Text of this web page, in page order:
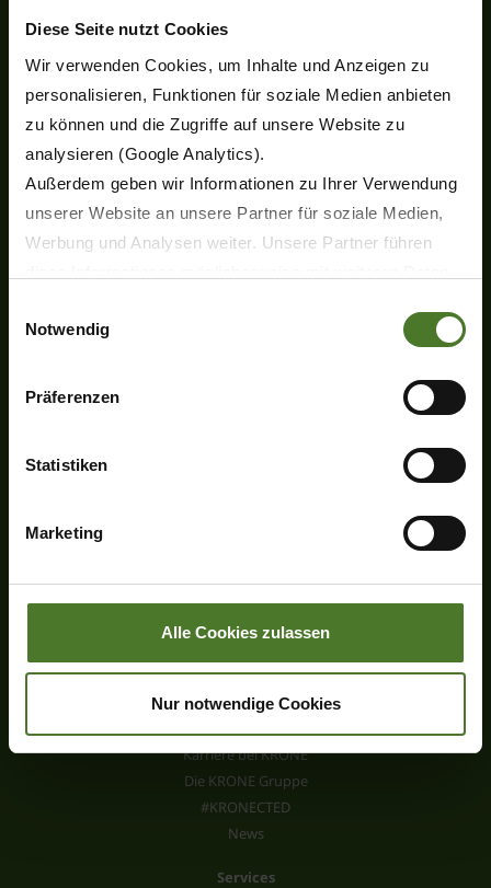
Diese Seite nutzt Cookies
Wir verwenden Cookies, um Inhalte und Anzeigen zu
personalisieren, Funktionen für soziale Medien anbieten
zu können und die Zugriffe auf unsere Website zu
analysieren (Google Analytics).
Außerdem geben wir Informationen zu Ihrer Verwendung
unserer Website an unsere Partner für soziale Medien,
Werbung und Analysen weiter. Unsere Partner führen
sie im Rahmen Ihrer Nutzung der Dienste gesammelt
Wir setzen im Rahmen des Trackings auch Dienstleister
in Drittländern außerhalb der EU mit abweichenden
Datenschutzbestimmungen ein, wodurch das Risiko von
behördlichen Zugriffen bzw. von Kontrollverlust bzgl.
Datenschutzhinweise
Notwendig
Präferenzen
Statistiken
Marketing
Alle Cookies zulassen
Nur notwendige Cookies
Produkte
KRONE Digital
Faszination KRONE
KRONE Fanshop
Wallpaper
Karriere bei KRONE
Die KRONE Gruppe
#KRONECTED
News
Services